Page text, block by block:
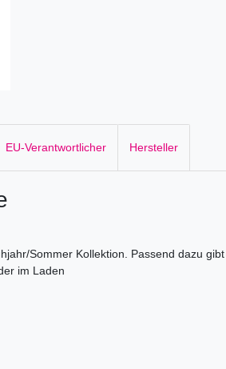
EU-Verantwortlicher Hersteller
Sommer Kollektion. Passend dazu
im Laden